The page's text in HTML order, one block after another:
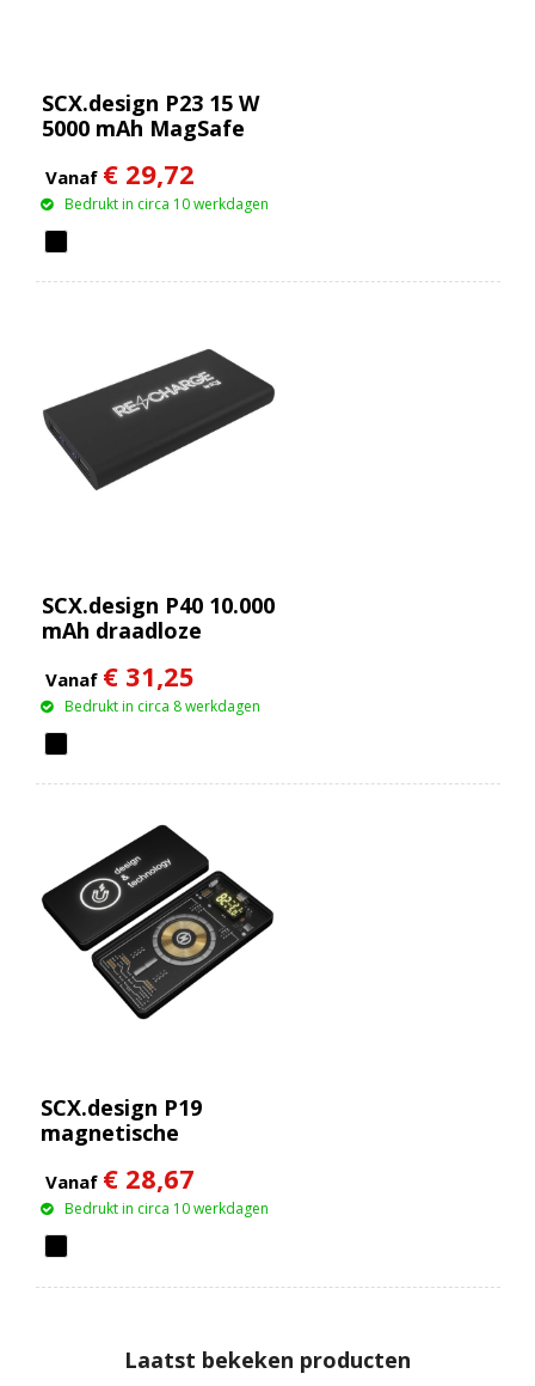
SCX.design P23 15 W
5000 mAh MagSafe
Vanaf € 29,72
Bedrukt in circa 10 werkdagen
SCX.design P40 10.000
mAh draadloze
met oplichtend
Vanaf € 31,25
Bedrukt in circa 8 werkdagen
SCX.design P19
magnetische
van 5000 mAh 5 W
Vanaf € 28,67
Bedrukt in circa 10 werkdagen
Laatst bekeken producten